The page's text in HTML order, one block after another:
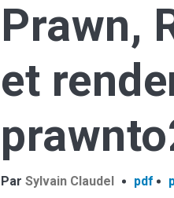
Prawn,
et
Par Sylvain Claudel pdf
le
... sinon